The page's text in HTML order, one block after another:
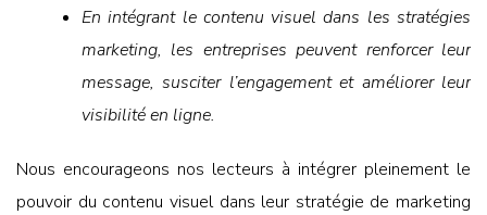
En intégrant le contenu visuel dans les stratégies
marketing, les entreprises peuvent renforcer leur
message, susciter l’engagement et améliorer leur
visibilité en ligne.
Nous encourageons nos lecteurs à intégrer pleinement le
pouvoir du contenu visuel dans leur stratégie de marketing